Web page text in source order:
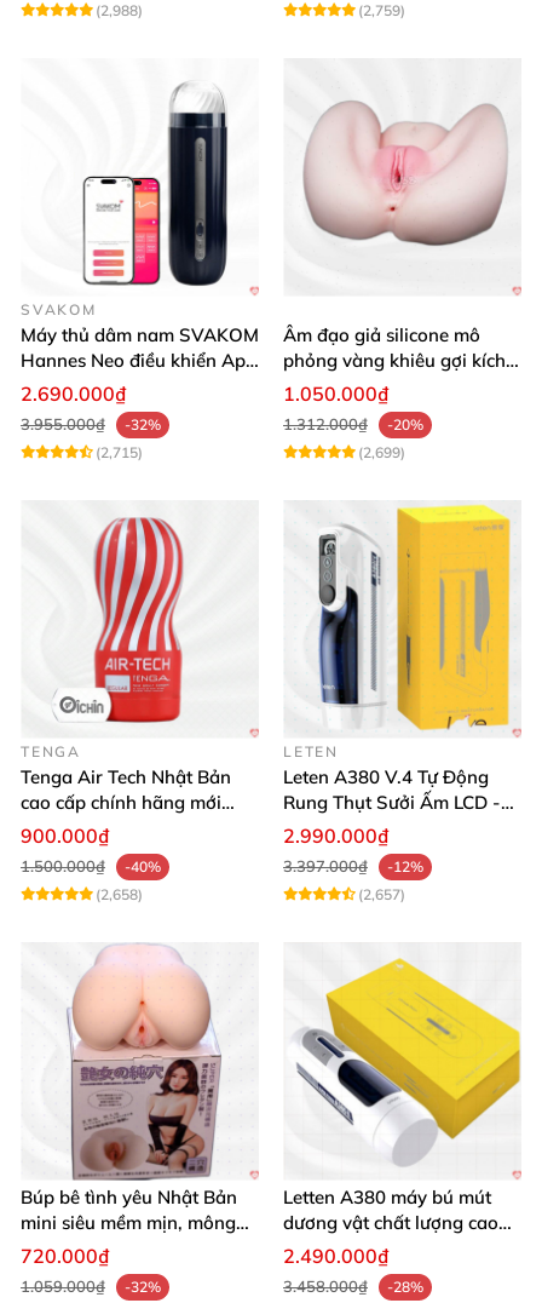
(2,988) (2,759)
SVAKOM
Máy thủ dâm nam SVAKOM
Hannes Neo điều khiển App
tương tác
2.690.000₫
3.955.000₫
-32%
(2,715)
Âm đạo giả silicone mô
phỏng vàng khiêu gợi kích
thích mua
1.050.000₫
1.312.000₫
-20%
(2,699)
TENGA
Tenga Air Tech Nhật Bản
cao cấp chính hãng mới
seal giá tốt
900.000₫
1.500.000₫
-40%
(2,658)
LETEN
Leten A380 V.4 Tự Động
Rung Thụt Sưởi Ấm LCD -
Mua Ngay
2.990.000₫
3.397.000₫
-12%
(2,657)
Búp bê tình yêu Nhật Bản
mini siêu mềm mịn, mông
tròn quyến rũ
720.000₫
1.059.000₫
-32%
Letten A380 máy bú mút
dương vật chất lượng cao
giá tốt
2.490.000₫
3.458.000₫
-28%